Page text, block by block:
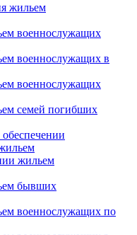
жильем
военнослужащих
военнослужащих в
военнослужащих
семей погибших
жильем
бывших
военнослужащих по